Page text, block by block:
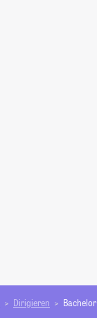
Dirigieren Bachelor